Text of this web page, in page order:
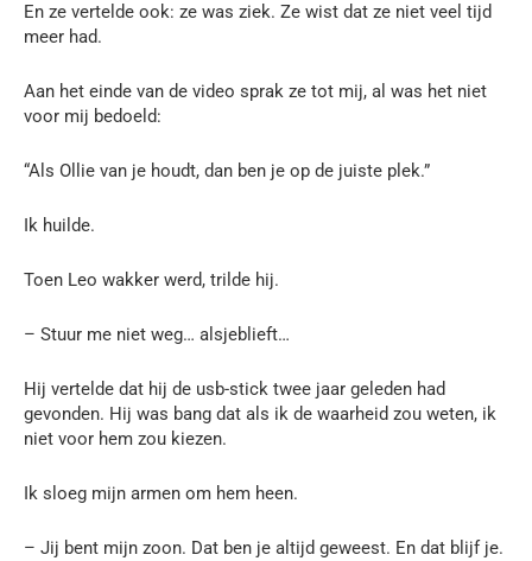
En ze vertelde ook: ze was ziek. Ze wist dat ze niet veel tijd
meer had.
Aan het einde van de video sprak ze tot mij, al was het niet
voor mij bedoeld:
“Als Ollie van je houdt, dan ben je op de juiste plek.”
Ik huilde.
Toen Leo wakker werd, trilde hij.
– Stuur me niet weg… alsjeblieft…
Hij vertelde dat hij de usb-stick twee jaar geleden had
gevonden. Hij was bang dat als ik de waarheid zou weten, ik
niet voor hem zou kiezen.
Ik sloeg mijn armen om hem heen.
– Jij bent mijn zoon. Dat ben je altijd geweest. En dat blijf je.